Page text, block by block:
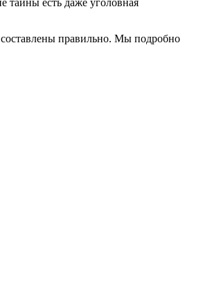
составлены правильно. Мы подробно